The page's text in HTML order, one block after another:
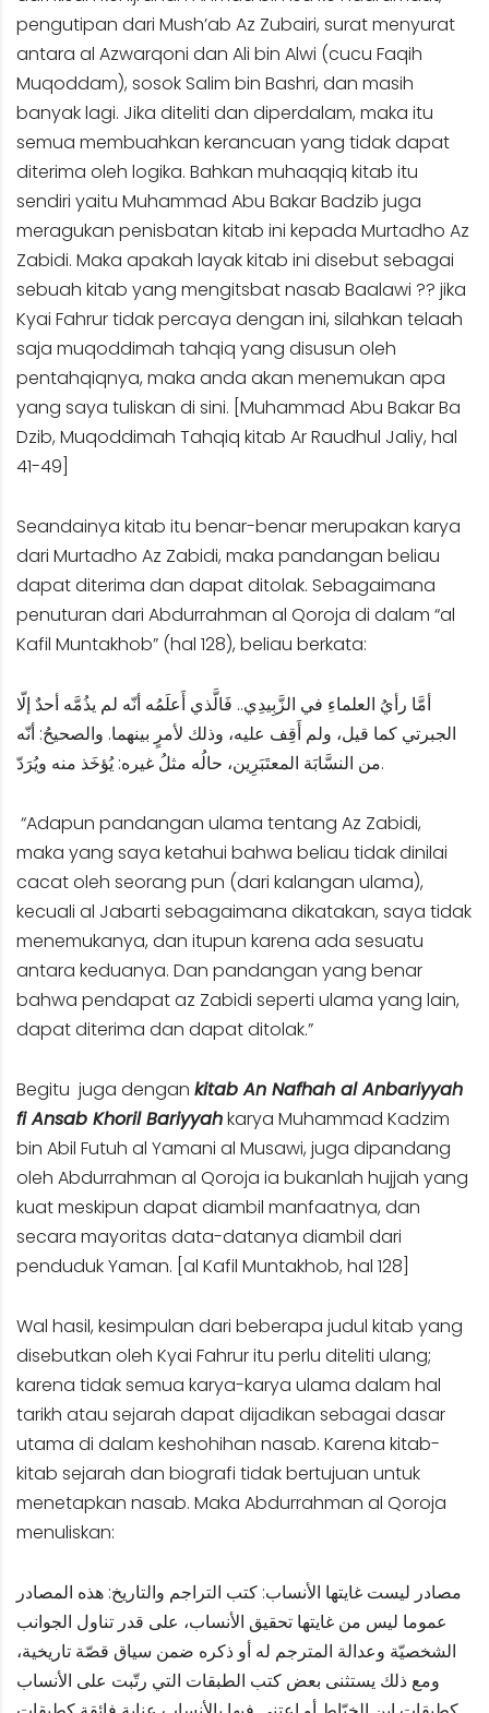
pengutipan dari Mush’ab Az Zubairi, surat menyurat
antara al Azwarqoni dan Ali bin Alwi (cucu Faqih
Muqoddam), sosok Salim bin Bashri, dan masih
banyak lagi. Jika diteliti dan diperdalam, maka itu
semua membuahkan kerancuan yang tidak dapat
diterima oleh logika. Bahkan muhaqqiq kitab itu
sendiri yaitu Muhammad Abu Bakar Badzib juga
meragukan penisbatan kitab ini kepada Murtadho Az
Zabidi. Maka apakah layak kitab ini disebut sebagai
sebuah kitab yang mengitsbat nasab Baalawi ?? jika
Kyai Fahrur tidak percaya dengan ini, silahkan telaah
saja muqoddimah tahqiq yang disusun oleh
pentahqiqnya, maka anda akan menemukan apa
yang saya tuliskan di sini. [Muhammad Abu Bakar Ba
Dzib, Muqoddimah Tahqiq kitab Ar Raudhul Jaliy, hal
41-49]
Seandainya kitab itu benar-benar merupakan karya
dari Murtadho Az Zabidi, maka pandangan beliau
dapat diterima dan dapat ditolak. Sebagaimana
penuturan dari Abdurrahman al Qoroja di dalam “al
Kafil Muntakhob” (hal 128), beliau berkata:
أمَّا رأيُ العلماءِ في الزَّبِيدِي.. فَالَّذي أَعلَمُه أنّه لم يذُمَّه أحدٌ إلّا
الجبرتي كما قيل، ولم أَقِف عليه، وذلك لأمرٍ بينهما. والصحيحُ: أنّه
من النسَّابَة المعتَبَرِين، حالُه مثلُ غيره: يُؤخَذ منه ويُرَدّ.
“Adapun pandangan ulama tentang Az Zabidi,
maka yang saya ketahui bahwa beliau tidak dinilai
cacat oleh seorang pun (dari kalangan ulama),
kecuali al Jabarti sebagaimana dikatakan, saya tidak
menemukanya, dan itupun karena ada sesuatu
antara keduanya. Dan pandangan yang benar
bahwa pendapat az Zabidi seperti ulama yang lain,
dapat diterima dan dapat ditolak.”
Begitu juga dengan kitab An Nafhah al Anbariyyah
fi Ansab Khoril Bariyyahkarya Muhammad Kadzim
bin Abil Futuh al Yamani al Musawi, juga dipandang
oleh Abdurrahman al Qoroja ia bukanlah hujjah yang
kuat meskipun dapat diambil manfaatnya, dan
secara mayoritas data-datanya diambil dari
penduduk Yaman. [al Kafil Muntakhob, hal 128]
Wal hasil, kesimpulan dari beberapa judul kitab yang
disebutkan oleh Kyai Fahrur itu perlu diteliti ulang;
karena tidak semua karya-karya ulama dalam hal
tarikh atau sejarah dapat dijadikan sebagai dasar
utama di dalam keshohihan nasab. Karena kitab-
kitab sejarah dan biografi tidak bertujuan untuk
menetapkan nasab. Maka Abdurrahman al Qoroja
menuliskan:
مصادر ليست غايتها الأنساب: كتب التراجم والتاريخ: هذه المصادر
عموما ليس من غايتها تحقيق الأنساب، على قدر تناول الجوانب
الشخصيّة وعدالة المترجم له أو ذكره ضمن سياق قصّة تاريخية،
ومع ذلك يستثنى بعض كتب الطبقات التي رتّبت على الأنساب